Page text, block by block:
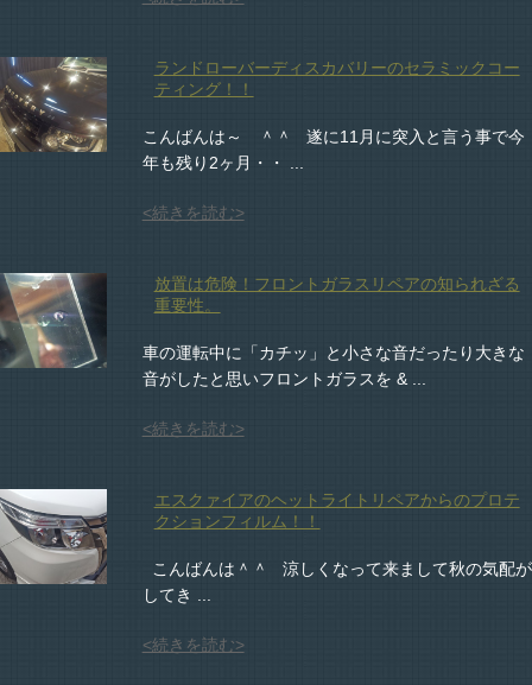
ランドローバーディスカバリーのセラミックコー
ティング！！
こんばんは～ ＾＾ 遂に11月に突入と言う事で今
年も残り2ヶ月・・ ...
<続きを読む>
放置は危険！フロントガラスリペアの知られざる
重要性。
車の運転中に「カチッ」と小さな音だったり大きな
音がしたと思いフロントガラスを & ...
<続きを読む>
エスクァイアのヘットライトリペアからのプロテ
クションフィルム！！
こんばんは＾＾ 涼しくなって来まして秋の気配が
してき ...
<続きを読む>